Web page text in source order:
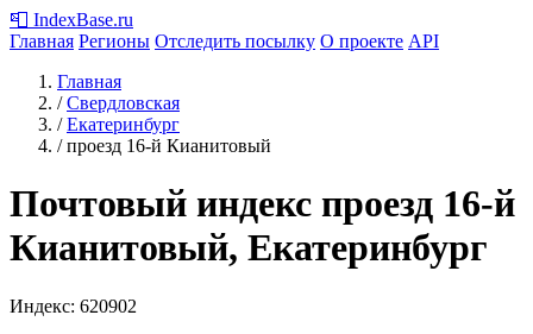
📮 IndexBase.ru
Главная Регионы Отследить посылку О проекте API
Главная
/ Свердловская
/ Екатеринбург
/ проезд 16-й Кианитовый
Почтовый индекс проезд 16-й
Кианитовый, Екатеринбург
Индекс: 620902